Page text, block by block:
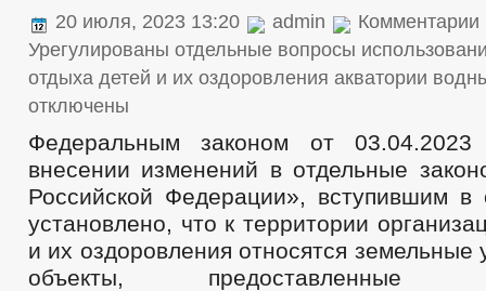
20 июля, 2023 13:20 admin Комментарии
Урегулированы отдельные вопросы
отдыха детей и их оздоровления акватории
отключены
Федеральным законом от
внесении изменений в отдельные
Российской Федерации», вступившим в
установлено, что к территории
и их оздоровления относятся земельные
объекты, предоставленные